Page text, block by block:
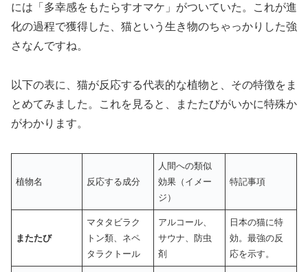
には「多幸感をもたらすオマケ」がついていた。これが進
化の過程で獲得した、猫という生き物のちゃっかりした強
さなんですね。
以下の表に、猫が反応する代表的な植物と、その特徴をま
とめてみました。これを見ると、またたびがいかに特殊か
がわかります。
植物名 反応する成分
人間への類似
効果（イメー
ジ）
特記事項
またたび
マタタビラク
トン類、ネペ
タラクトール
アルコール、
サウナ、防虫
剤
日本の猫に特
効。最強の反
応を示す。